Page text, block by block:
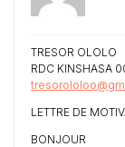
TRESOR OLOLO
RDC KINSHASA
LETTRE DE
BONJOUR